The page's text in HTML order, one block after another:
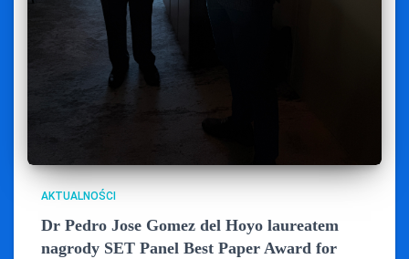
AKTUALNOŚCI
Dr Pedro Jose Gomez del Hoyo laureatem
nagrody SET Panel Best Paper Award for